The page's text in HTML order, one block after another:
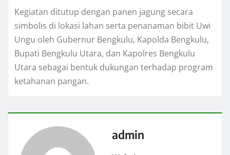
Kegiatan ditutup dengan panen jagung secara
simbolis di lokasi lahan serta penanaman bibit Uwi
Ungu oleh Gubernur Bengkulu, Kapolda Bengkulu,
Bupati Bengkulu Utara, dan Kapolres Bengkulu
Utara sebagai bentuk dukungan terhadap program
ketahanan pangan.
admin